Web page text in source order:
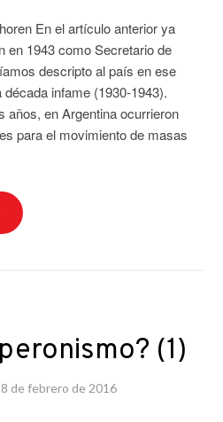
En el artículo anterior ya
en 1943 como Secretario de
descripto al país en ese
infame (1930-1943).
años, en Argentina ocurrieron
para el movimiento de masas
(1)
de febrero de 2016